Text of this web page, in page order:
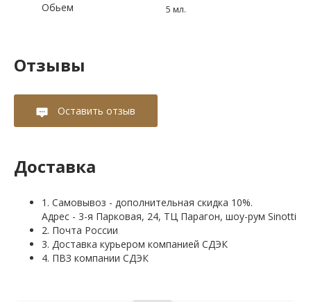
Обьем 5 мл.
Отзывы
Оставить отзыв
Доставка
1. Самовывоз - дополнительная скидка 10%.
Адрес - 3-я Парковая, 24, ТЦ Парагон, шоу-рум Sinotti
2. Почта России
3. Доставка курьером компанией СДЭК
4. ПВЗ компании СДЭК